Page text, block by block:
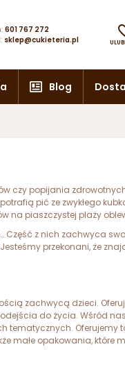
601 767 272
sklep@cukieteria.pl
Blog
czy popijania
pić ze zwykłego
na piaszczystej plaży
Część z nich zachwyca
przekonani, że
zachwycą dzieci.
do życia. Wśród
tematycznych. Oferujemy
małe opakowania, które